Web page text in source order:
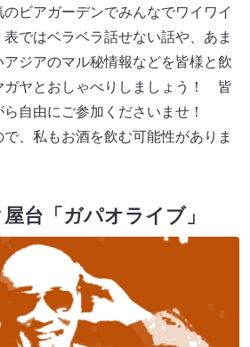
ビアガーデンでみんなでワイワイ
ではベラベラ話せない話や、あま
アジアのマル秘情報などを皆様と飲
ガヤとおしゃべりしましょう！ 皆
自由にご参加くださいませ！
、私もお酒を飲む可能性がありま
台「ガパオライブ」